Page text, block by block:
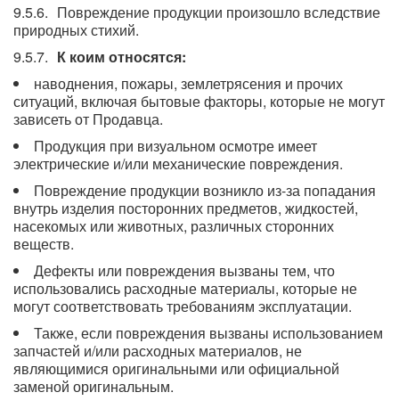
Повреждение продукции произошло вследствие
природных стихий.
К коим относятся:
наводнения, пожары, землетрясения и прочих
ситуаций, включая бытовые факторы, которые не могут
зависеть от Продавца.
Продукция при визуальном осмотре имеет
электрические и/или механические повреждения.
Повреждение продукции возникло из-за попадания
внутрь изделия посторонних предметов, жидкостей,
насекомых или животных, различных сторонних
веществ.
Дефекты или повреждения вызваны тем, что
использовались расходные материалы, которые не
могут соответствовать требованиям эксплуатации.
Также, если повреждения вызваны использованием
запчастей и/или расходных материалов, не
являющимися оригинальными или официальной
заменой оригинальным.